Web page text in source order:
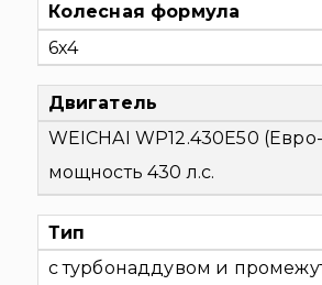
Колесная формула
6х4
Двигатель
WEICHAI WP12.430E50
мощность 430 л.с.
Тип
с турбонаддувом и